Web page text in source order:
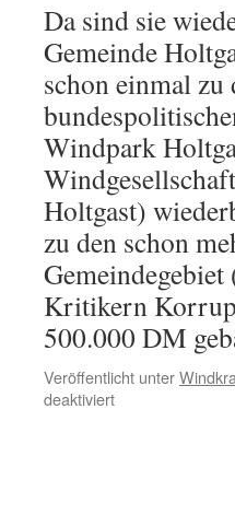
Da sind sie
Gemeinde
schon einmal
Windpark
Holtgast)
zu den schon
Kritikern
500.000 DM
Veröffentlicht unter
deaktiviertfür